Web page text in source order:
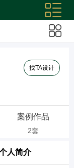
找TA设计
案例作品
2套
人简介